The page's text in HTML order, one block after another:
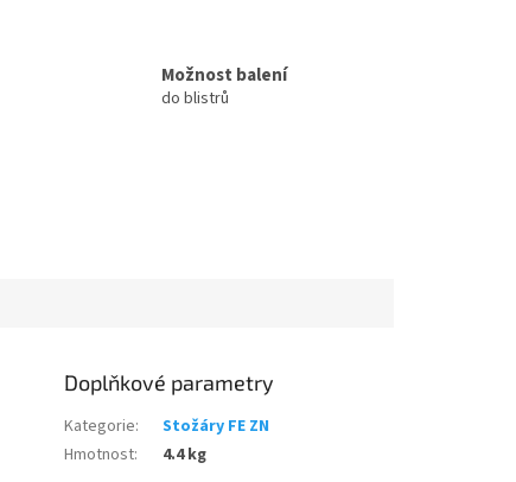
Možnost balení
do blistrů
Doplňkové parametry
Kategorie:
Stožáry FE ZN
Hmotnost: 4.4 kg